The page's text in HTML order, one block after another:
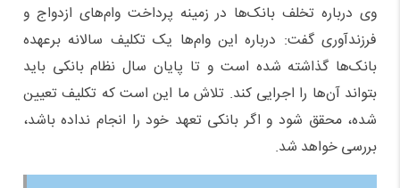
وی درباره تخلف بانک‌ها در زمینه پرداخت وام‌های ازدواج و
فرزندآوری گفت: درباره این وام‌ها یک تکلیف سالانه برعهده
بانک‌ها گذاشته شده است و تا پایان سال نظام بانکی باید
بتواند آن‌ها را اجرایی کند. تلاش ما این است که تکلیف تعیین
شده، محقق شود و اگر بانکی تعهد خود را انجام نداده باشد،
بررسی خواهد شد.